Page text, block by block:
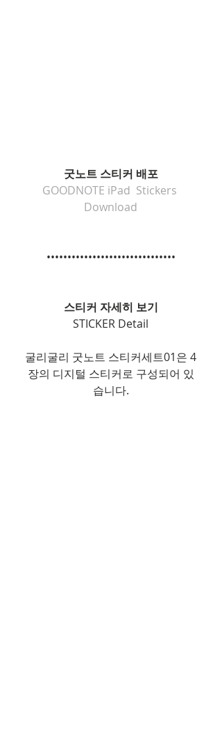
굿노트 스티커 배포
GOODNOTE iPad  Stickers
Download
•••••••••••••••••••••••••••••••
스티커 자세히 보기
STICKER Detail
굴리굴리 굿노트 스티커세트01은 4
장의 디지털 스티커로 구성되어 있
습니다.